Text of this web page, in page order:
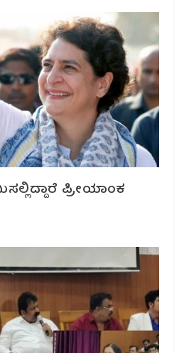
ಪ್ರೀಯಾಂಕ